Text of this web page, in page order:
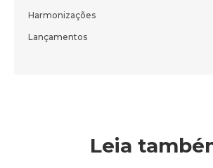
Harmonizações
Lançamentos
Leia